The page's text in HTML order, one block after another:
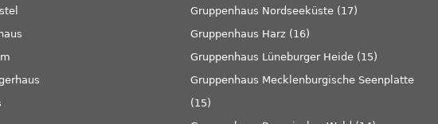
Gruppenhaus Nordseeküste (17)
Gruppenhaus Harz (16)
Gruppenhaus Lüneburger Heide (15)
Gruppenhaus Mecklenburgische Seenplatte
(15)